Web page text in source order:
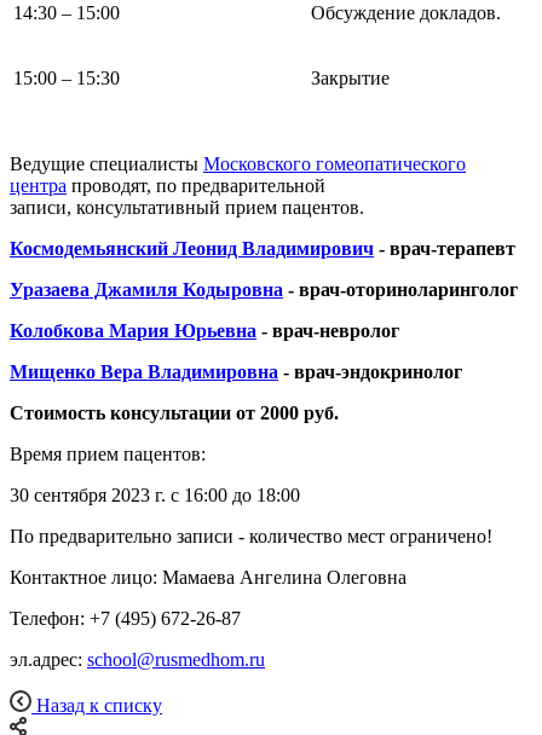
14:30 – 15:00 Обсуждение докладов.
15:00 – 15:30 Закрытие
Ведущие специалисты Московского гомеопатического
центра проводят, по предварительной
записи, консультативный прием пацентов.
Космодемьянский Леонид Владимирович - врач-терапевт
Уразаева Джамиля Кодыровна - врач-оториноларинголог
Колобкова Мария Юрьевна - врач-невролог
Мищенко Вера Владимировна - врач-эндокринолог
Стоимость консультации от 2000 руб.
Время прием пацентов:
30 сентября 2023 г. с 16:00 до 18:00
По предварительно записи - количество мест ограничено!
Контактное лицо: Мамаева Ангелина Олеговна
Телефон: +7 (495) 672-26-87
эл.адрес: school@rusmedhom.ru
Назад к списку